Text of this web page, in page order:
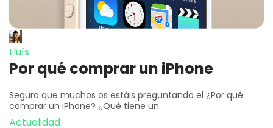
Lluís
Por qué comprar un iPhone
Seguro que muchos os estáis preguntando el ¿Por qué
comprar un iPhone? ¿Qué tiene un
Actualidad